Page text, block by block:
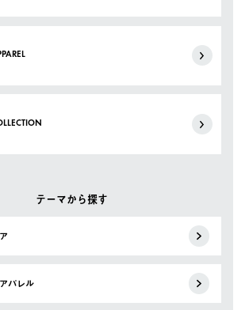
テーマから探す
パレル